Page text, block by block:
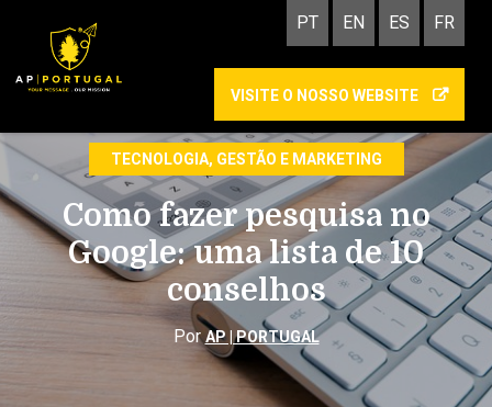
PT EN ES FR
VISITE O NOSSO WEBSITE
TECNOLOGIA, GESTÃO E MARKETING
Como fazer pesquisa no
Google: uma lista de 10
conselhos
PorAP | PORTUGAL